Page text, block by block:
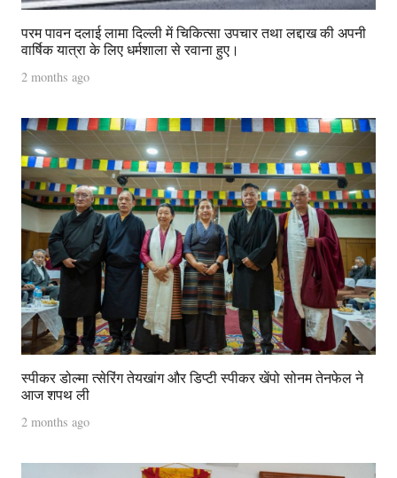
परम पावन दलाई लामा दिल्ली में चिकित्सा उपचार तथा लद्दाख की अपनी
वार्षिक यात्रा के लिए धर्मशाला से रवाना हुए।
2 months ago
स्पीकर डोल्मा त्सेरिंग तेयखांग और डिप्टी स्पीकर खेंपो सोनम तेनफेल ने
आज शपथ ली
2 months ago